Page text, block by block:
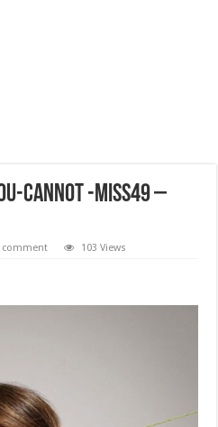
Cannot -Miss49 –
comment 103 Views